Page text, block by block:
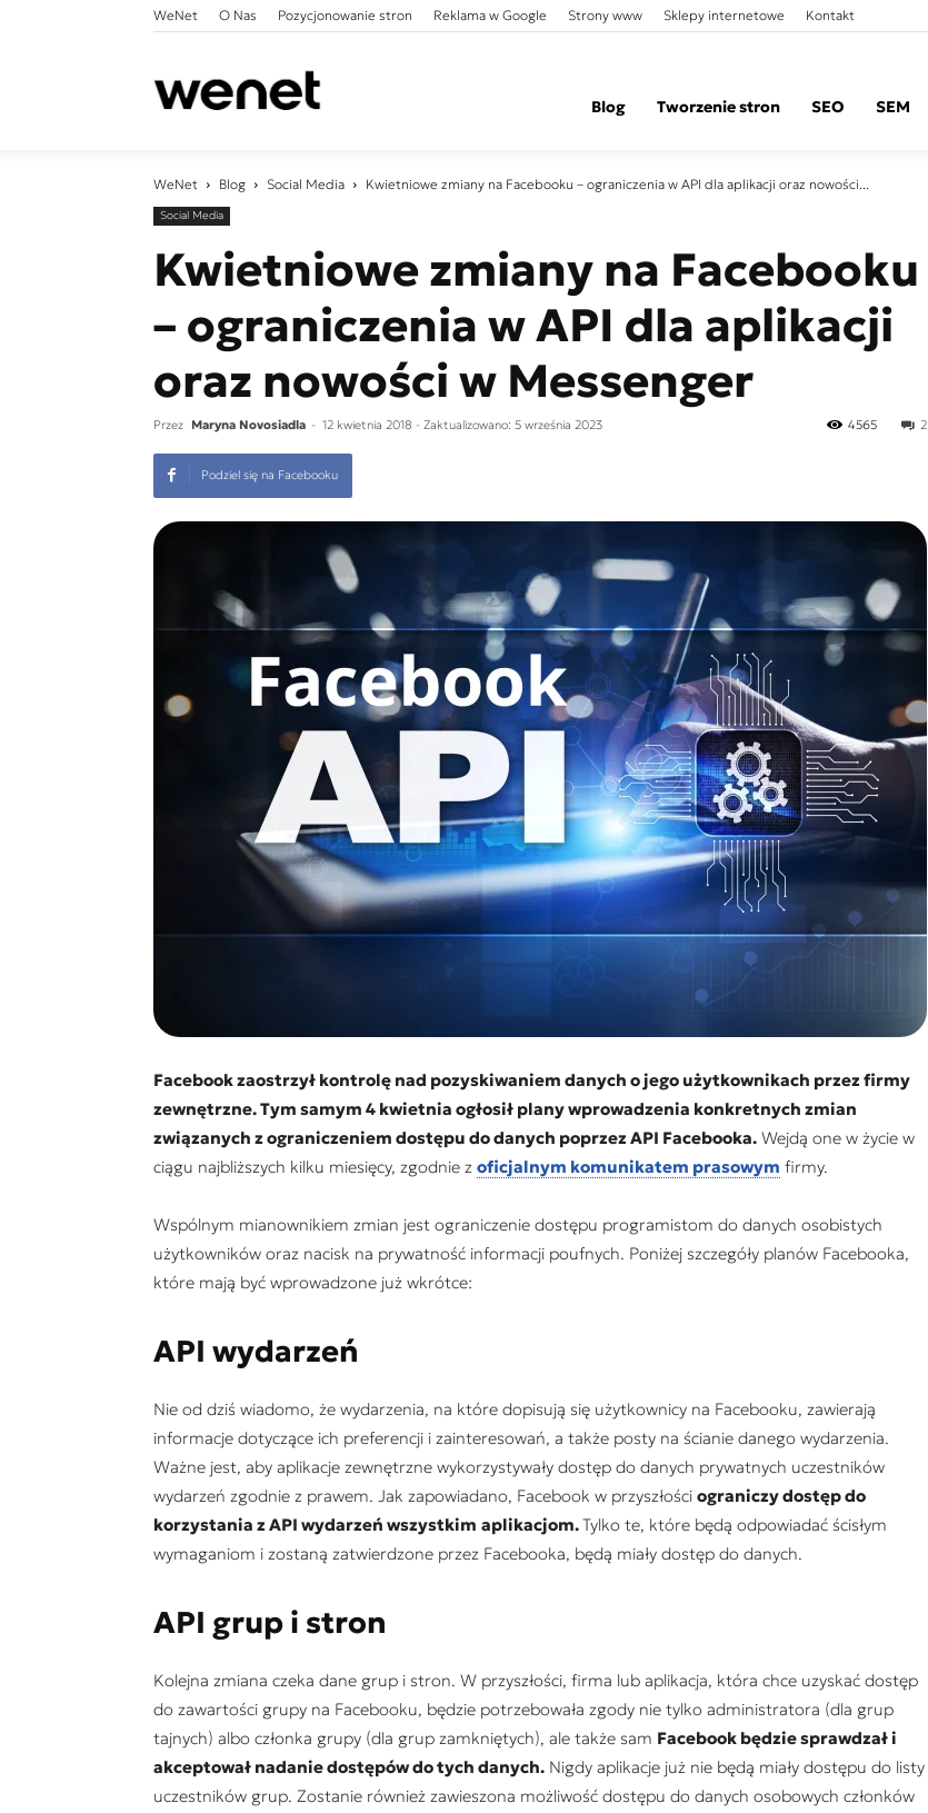
WeNet O Nas Pozycjonowanie stron Reklama w Google Strony www Sklepy internetowe Kontakt
Blog
Tworzenie stron SEO SEM
WeNet Blog Social Media Kwietniowe zmiany na Facebooku – ograniczenia w API dla aplikacji oraz nowości...
Social Media
Kwietniowe zmiany na Facebooku
– ograniczenia w API dla aplikacji
oraz nowości w Messenger
Przez Maryna Novosiadla - 12 kwietnia 2018 - Zaktualizowano: 5 września 2023 2
4565
Podziel się na Facebooku
Facebook zaostrzył kontrolę nad pozyskiwaniem danych o jego użytkownikach przez firmy
zewnętrzne.Tym samym 4 kwietnia ogłosił plany wprowadzenia konkretnych zmian
związanych z ograniczeniem dostępu do danych poprzez API Facebooka. Wejdą one w życie w
ciągu najbliższych kilku miesięcy, zgodnie z oficjalnym komunikatem prasowym firmy.
Wspólnym mianownikiem zmian jest ograniczenie dostępu programistom do danych osobistych
użytkowników oraz nacisk na prywatność informacji poufnych. Poniżej szczegóły planów Facebooka,
które mają być wprowadzone już wkrótce:
API wydarzeń
Nie od dziś wiadomo, że wydarzenia, na które dopisują się użytkownicy na Facebooku, zawierają
informacje dotyczące ich preferencji i zainteresowań, a także posty na ścianie danego wydarzenia.
Ważne jest, aby aplikacje zewnętrzne wykorzystywały dostęp do danych prywatnych uczestników
wydarzeń zgodnie z prawem. Jak zapowiadano, Facebook w przyszłości ograniczy dostęp do
korzystania z API wydarzeń wszystkim aplikacjom.Tylko te, które będą odpowiadać ścisłym
wymaganiom i zostaną zatwierdzone przez Facebooka, będą miały dostęp do danych.
API grup i stron
Kolejna zmiana czeka dane grup i stron. W przyszłości, firma lub aplikacja, która chce uzyskać dostęp
do zawartości grupy na Facebooku, będzie potrzebowała zgody nie tylko administratora (dla grup
tajnych) albo członka grupy (dla grup zamkniętych), ale także sam Facebook będzie sprawdzał i
akceptował nadanie dostępów do tych danych. Nigdy aplikacje już nie będą miały dostępu do listy
uczestników grup. Zostanie również zawieszona możliwość dostępu do danych osobowych członków